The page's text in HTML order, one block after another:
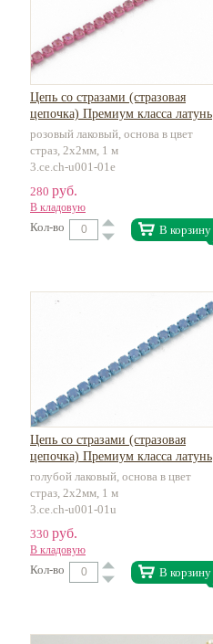
Цепь со стразами (стразовая
цепочка) Премиум класса латунь
розовый лаковый, основа в цвет
страз, 2х2мм, 1 м
3.ce.ch-u001-01e
280 руб.
В кладовую
Кол-во В корзину
Цепь со стразами (стразовая
цепочка) Премиум класса латунь
голубой лаковый, основа в цвет
страз, 2х2мм, 1 м
3.ce.ch-u001-01u
330 руб.
В кладовую
Кол-во В корзину